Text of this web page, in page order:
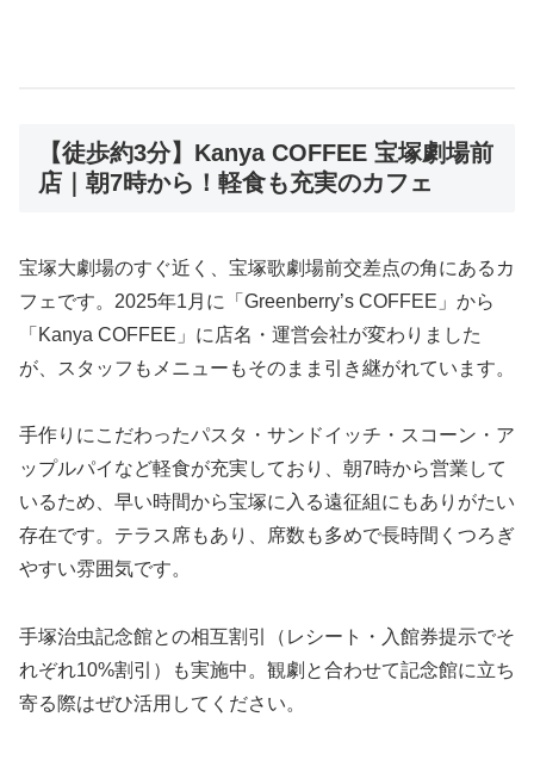
【徒歩約3分】Kanya COFFEE 宝塚劇場前
店｜朝7時から！軽食も充実のカフェ
宝塚大劇場のすぐ近く、宝塚歌劇場前交差点の角にあるカ
フェです。2025年1月に「Greenberry’s COFFEE」から
「Kanya COFFEE」に店名・運営会社が変わりました
が、スタッフもメニューもそのまま引き継がれています。
手作りにこだわったパスタ・サンドイッチ・スコーン・ア
ップルパイなど軽食が充実しており、朝7時から営業して
いるため、早い時間から宝塚に入る遠征組にもありがたい
存在です。テラス席もあり、席数も多めで長時間くつろぎ
やすい雰囲気です。
手塚治虫記念館との相互割引（レシート・入館券提示でそ
れぞれ10%割引）も実施中。観劇と合わせて記念館に立ち
寄る際はぜひ活用してください。